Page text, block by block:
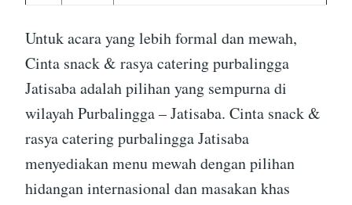
Untuk acara yang lebih formal dan mewah,
Cinta snack & rasya catering purbalingga
Jatisaba adalah pilihan yang sempurna di
wilayah Purbalingga – Jatisaba. Cinta snack &
rasya catering purbalingga Jatisaba
menyediakan menu mewah dengan pilihan
hidangan internasional dan masakan khas